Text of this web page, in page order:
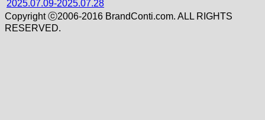
2025.07.09-2025.07.28
Copyright ⓒ2006-2016 BrandConti.com. ALL RIGHTS
RESERVED.